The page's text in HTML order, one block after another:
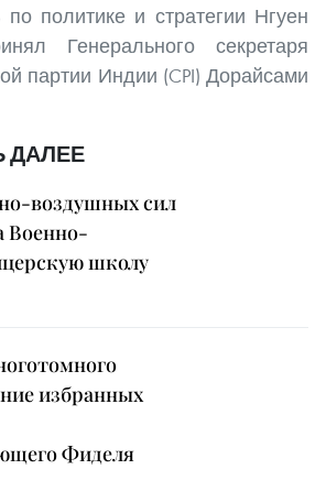
политике и стратегии Нгуен
Генерального секретаря
партии Индии (CPI) Дорайсами
ДАЛЕЕ
воздушных сил
Военно-
школу
избранных
Фиделя